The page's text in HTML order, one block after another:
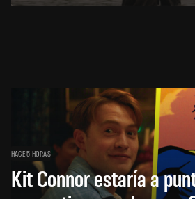
HACE 5 HORAS
Kit Connor estaría a